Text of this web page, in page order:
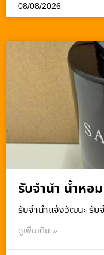
08/08/2026
รับจำนำ น้ำหอ
รับจํานําแจ้งวัฒนะ รับ
ดูเพิ่มเติม »